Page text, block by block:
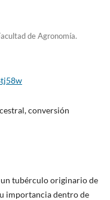
de Agronomía.
conversión
un tubérculo originario de
importancia dentro de